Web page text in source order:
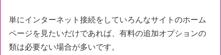
単にインターネット接続をしていろんなサイトのホーム
ページを見たいだけであれば、有料の追加オプションの
類は必要ない場合が多いです。